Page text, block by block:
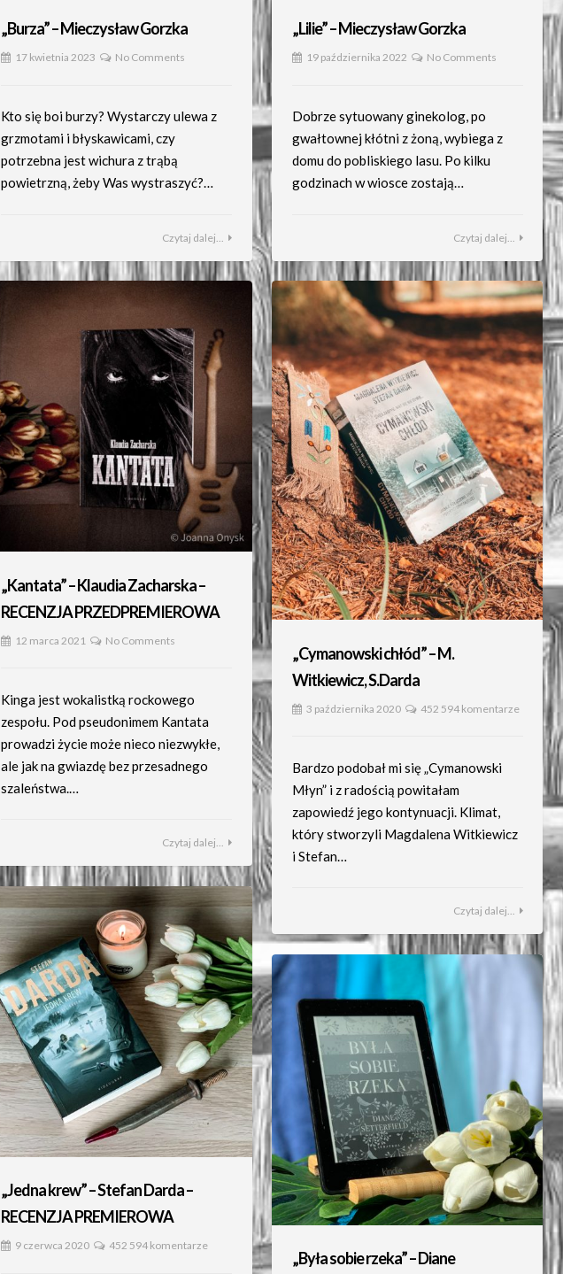
„Burza” – Mieczysław Gorzka
17 kwietnia 2023 No Comments
Kto się boi burzy? Wystarczy ulewa z
grzmotami i błyskawicami, czy
potrzebna jest wichura z trąbą
powietrzną, żeby Was wystraszyć?…
Czytaj dalej...
„Lilie” – Mieczysław Gorzka
19 października 2022 No Comments
Dobrze sytuowany ginekolog, po
gwałtownej kłótni z żoną, wybiega z
domu do pobliskiego lasu. Po kilku
godzinach w wiosce zostają…
Czytaj dalej...
„Kantata” – Klaudia Zacharska –
RECENZJA PRZEDPREMIEROWA
12 marca 2021 No Comments
Kinga jest wokalistką rockowego
zespołu. Pod pseudonimem Kantata
prowadzi życie może nieco niezwykłe,
ale jak na gwiazdę bez przesadnego
szaleństwa.…
Czytaj dalej...
„Cymanowski chłód” – M.
Witkiewicz, S.Darda
3 października 2020 452 594 komentarze
Bardzo podobał mi się „Cymanowski
Młyn” i z radością powitałam
zapowiedź jego kontynuacji. Klimat,
który stworzyli Magdalena Witkiewicz
i Stefan…
Czytaj dalej...
„Jedna krew” – Stefan Darda –
RECENZJA PREMIEROWA
9 czerwca 2020 452 594 komentarze
„Była sobie rzeka” – Diane